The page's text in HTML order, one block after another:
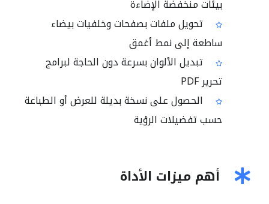
بيئات منخفضة الإضاءة
تحويل ملفات بصفحات وخلفيات بيضاء
ساطعة إلى نمط أغمق
تبديل الألوان بسرعة دون الحاجة لبرامج
تحرير PDF
الحصول على نسخة بديلة للعرض أو الطباعة
حسب تفضيلات الرؤية
أهم ميزات الأداة